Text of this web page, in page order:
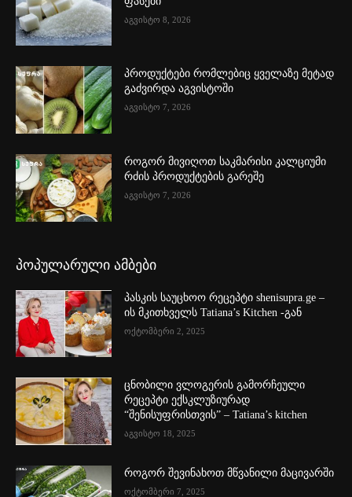
აგვისტო 8, 2026
პროდუქტები რომლებიც ყველაზე მეტად
გაძვირდა აგვისტოში
აგვისტო 7, 2026
როგორ მივიღოთ საკმარისი კალციუმი
რძის პროდუქტების გარეშე
აგვისტო 7, 2026
პოპულარული ამბები
პასკის საუცხოო რეცეპტი shenisupra.ge –
ის მკითხველს Tatiana’s Kitchen -გან
ოქტომბერი 2, 2025
ცნობილი ვლოგერის გამორჩეული
რეცეპტი ექსკლუზიურად
“შენისუფრისთვის” – Tatiana’s kitchen
აგვისტო 18, 2025
როგორ შევინახოთ მწვანილი მაცივარში
ოქტომბერი 7, 2025